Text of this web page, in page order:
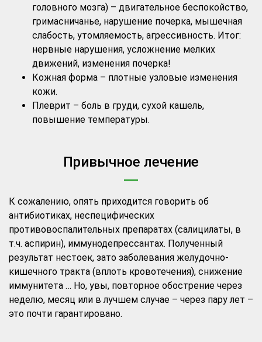
головного мозга) – двигательное беспокойство,
гримасничанье, нарушение почерка, мышечная
слабость, утомляемость, агрессивность. Итог:
нервные нарушения, усложнение мелких
движений, изменения почерка!
Кожная форма – плотные узловые изменения
кожи.
Плеврит – боль в груди, сухой кашель,
повышение температуры.
Привычное лечение
К сожалению, опять приходится говорить об
антибиотиках, неспецифических
противовоспалительных препаратах (салицилаты, в
т.ч. аспирин), иммунодепрессантах. Полученный
результат нестоек, зато заболевания желудочно-
кишечного тракта (вплоть кровотечения), снижение
иммунитета … Но, увы, повторное обострение через
неделю, месяц или в лучшем случае – через пару лет –
это почти гарантировано.